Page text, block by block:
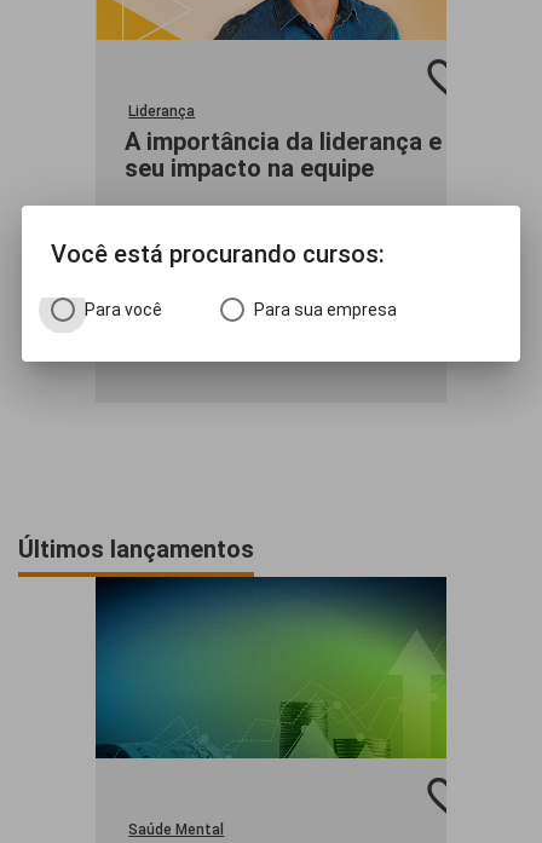
Liderança
A importância da liderança e
seu impacto na equipe
VER DETALHES
favorite_border
Últimos lançamentos
Saúde Mental
favorite_border
Você está procurando cursos:
Para você Para sua empresa